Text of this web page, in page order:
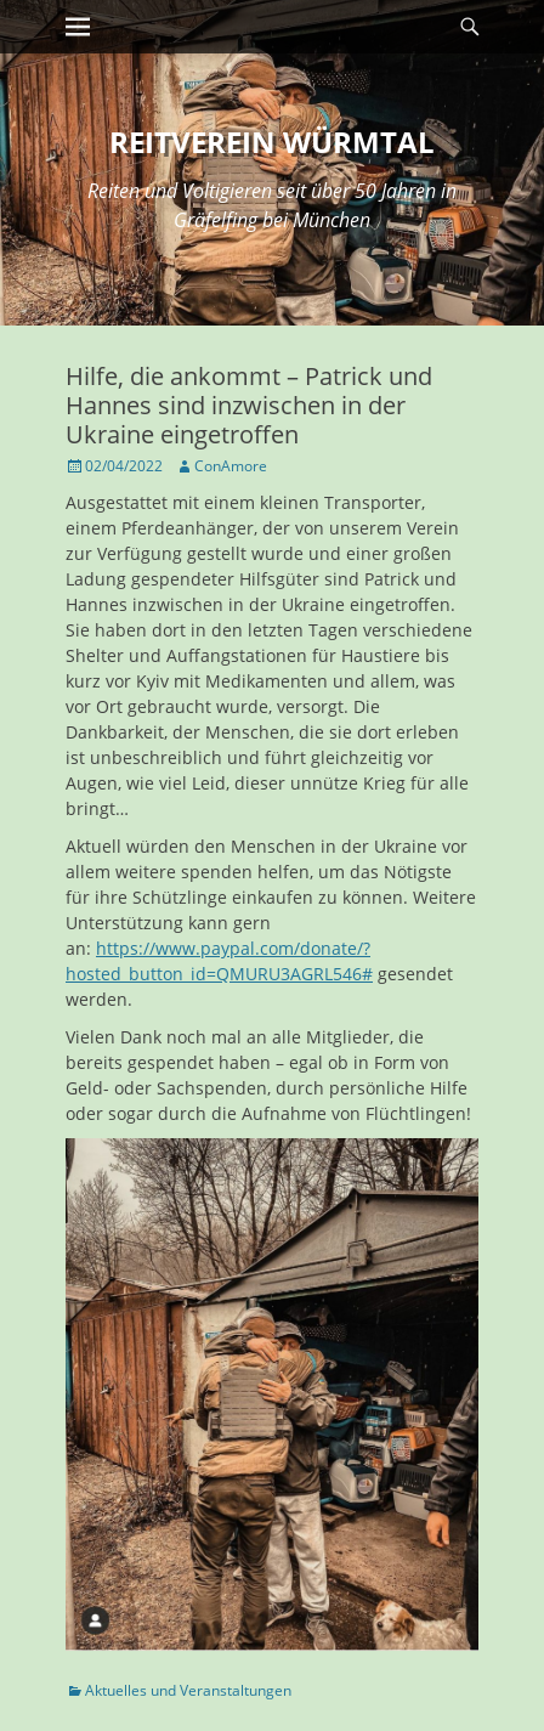
Zum
Inhalt:
Erstes Menü Suche
REITVEREIN WÜRMTAL
Reiten und Voltigieren seit über 50 Jahren in
Gräfelfing bei München
Hilfe, die ankommt – Patrick und
Hannes sind inzwischen in der
Ukraine eingetroffen
Veröffentlicht
02/04/2022 AutorConAmore
Ausgestattet mit einem kleinen Transporter,
einem Pferdeanhänger, der von unserem Verein
zur Verfügung gestellt wurde und einer großen
Ladung gespendeter Hilfsgüter sind Patrick und
Hannes inzwischen in der Ukraine eingetroffen.
Sie haben dort in den letzten Tagen verschiedene
Shelter und Auffangstationen für Haustiere bis
kurz vor Kyiv mit Medikamenten und allem, was
vor Ort gebraucht wurde, versorgt. Die
Dankbarkeit, der Menschen, die sie dort erleben
ist unbeschreiblich und führt gleichzeitig vor
Augen, wie viel Leid, dieser unnütze Krieg für alle
bringt…
Aktuell würden den Menschen in der Ukraine vor
allem weitere spenden helfen, um das Nötigste
für ihre Schützlinge einkaufen zu können. Weitere
Unterstützung kann gern
an: https://www.paypal.com/donate/?
hosted_button_id=QMURU3AGRL546# gesendet
werden.
Vielen Dank noch mal an alle Mitglieder, die
bereits gespendet haben – egal ob in Form von
Geld- oder Sachspenden, durch persönliche Hilfe
oder sogar durch die Aufnahme von Flüchtlingen!
Kategorien
Aktuelles und Veranstaltungen